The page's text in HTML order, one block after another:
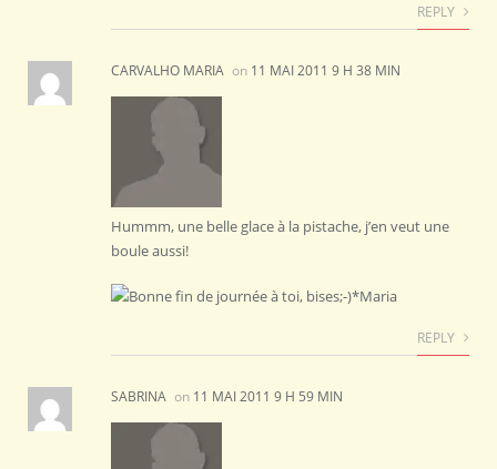
REPLY
CARVALHO MARIA on 11 MAI 2011 9 H 38 MIN
Hummm, une belle glace à la pistache, j’en veut une
boule aussi!
Bonne fin de journée à toi, bises;-)*Maria
REPLY
SABRINA on 11 MAI 2011 9 H 59 MIN